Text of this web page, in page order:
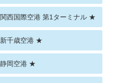
関西国際空港 第1ターミナル ★
新千歳空港 ★
静岡空港 ★